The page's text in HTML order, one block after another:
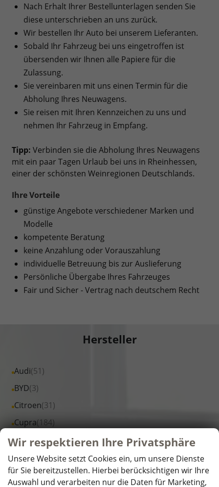
Nach Erhalt Ihrer Bestellunterlagen senden Sie
diese unterschrieben an uns zurück.
Wir bestellen Ihr Auto bei unserem Lieferanten.
Sobald Ihr Fahrzeug bei uns eingetroffen ist
übersenden wir Ihnen alle Papiere für die
Zulassung.
Sie vereinbaren mit uns einen Termin für die
Abholung Ihres Neuwagens.
Sie reisen mit Ihren Kennzeichen zu uns und
nehmen Ihr Fahrzeug in Empfang.
Tipp: Verbinden sie die Abholung Ihres Neuwagens
mit ein paar Tagen Urlaub bei uns in Rheinhessen,
einer der schönsten Weinregionen Deutschlands.
Ihre Vorteile
günstige Angebote verschiedener Marken und
Modelle
kompetente Beratung
keine Anzahlung oder Vorauszahlung
individuelle Betreuung bis zur Auslieferung
Persönliche Übergabe Ihres Fahrzeuges
Fair und Sicher - Vertrag nach deutschem Recht
Hersteller
Audi(51)
Alle
Fahrzeuge
Audi
anzeigen
BYD(3)
Alle
Fahrzeuge
BYD
anzeigen
Citroen(31)
Alle
Fahrzeuge
von
Citroen
anzeigen
Cupra(184)
Alle
Fahrzeuge
von
Cupra
anzeigen
Dacia(519)
Alle
Fahrzeuge
von
Dacia
DS Automobiles(1)
Alle
Fahrzeuge
von
Fiat(25)
Alle
Wir respektieren Ihre Privatsphäre
Unsere Website setzt Cookies ein, um unsere Dienste
für Sie bereitzustellen. Hierbei berücksichtigen wir Ihre
Auswahl und verarbeiten nur die Daten für Marketing,